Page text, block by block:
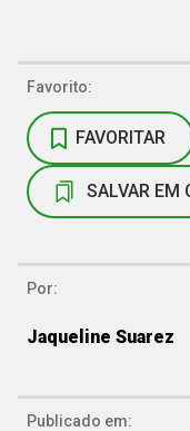
Favorito:
FAVORITAR
SALVAR EM
Por:
Jaqueline Suarez
Publicado em: